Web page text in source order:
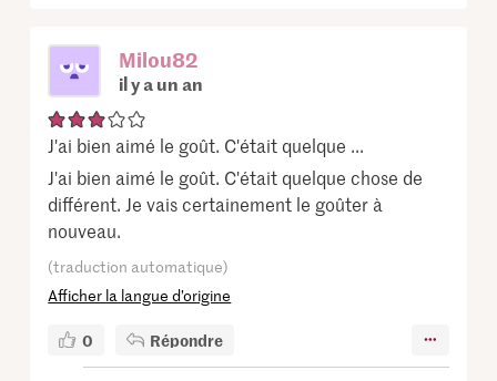
Milou82
il y a un an
J'ai bien aimé le goût. C'était quelque ...
J'ai bien aimé le goût. C'était quelque chose de
différent. Je vais certainement le goûter à
nouveau.
(traduction automatique)
Afficher la langue d’origine
0 Répondre